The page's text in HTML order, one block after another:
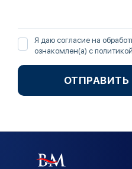
Я даю согласие на
ознакомлен(а) с